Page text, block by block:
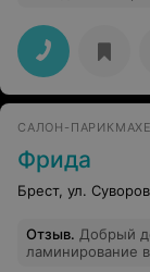
САЛОН-
Фрида
Брест, ул.
Отзыв. Добрый
ламинирование